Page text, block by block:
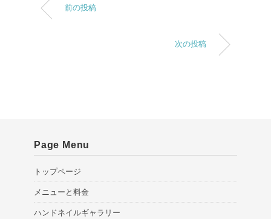
前の投稿
次の投稿
Page Menu
トップページ
メニューと料金
ハンドネイルギャラリー